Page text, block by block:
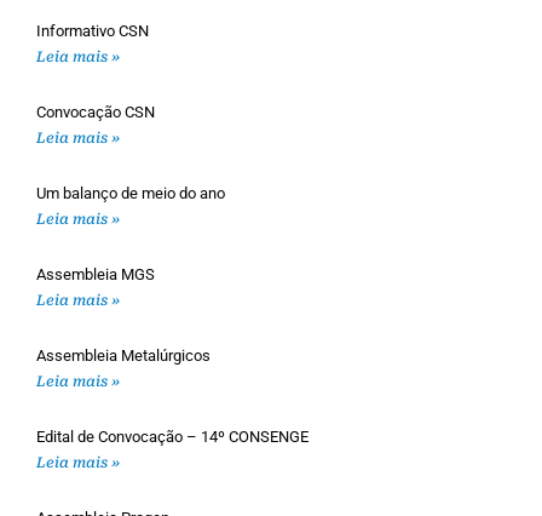
Informativo CSN
Leia mais »
Convocação CSN
Leia mais »
Um balanço de meio do ano
Leia mais »
Assembleia MGS
Leia mais »
Assembleia Metalúrgicos
Leia mais »
Edital de Convocação – 14º CONSENGE
Leia mais »